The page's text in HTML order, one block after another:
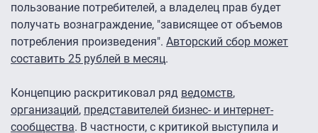
пользование потребителей, а владелец прав будет
получать вознаграждение, "зависящее от объемов
потребления произведения". Авторский сбор может
составить 25 рублей в месяц.
Концепцию раскритиковал ряд ведомств,
организаций, представителей бизнес- и интернет-
сообщества. В частности, с критикой выступила и